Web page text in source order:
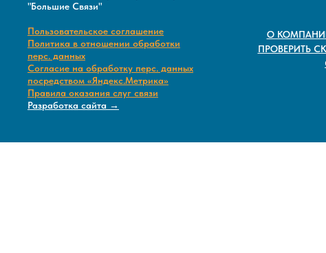
"Большие Связи"
Пользовательское соглашение
Политика в отношении обработки
перс. данных
Согласие на обработку перс. данных
посредством «Яндекс.Метрика»
Правила оказания слуг связи
Разработка сайта →
О
ПРОВЕРИТЬ